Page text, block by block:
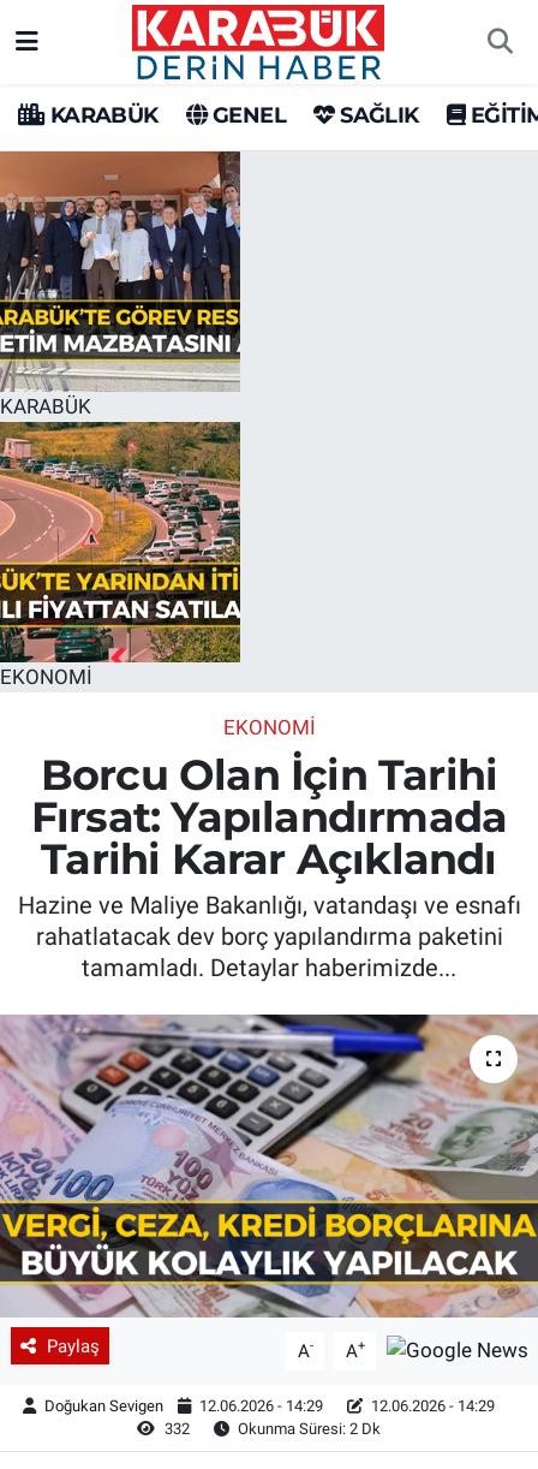
KARABÜK GENEL SAĞLIK
KARABÜK
EKONOMİ
EKONOMİ
Borcu Olan İçin Tarihi
Fırsat: Yapılandırmada
Tarihi Karar Açıklandı
Hazine ve Maliye Bakanlığı, vatandaşı ve esnafı
rahatlatacak dev borç yapılandırma paketini
tamamladı. Detaylar haberimizde...
Paylaş A- A+
Doğukan Sevigen 12.06.2026 - 14:29
12.06.2026 - 14:29
332
Okunma Süresi: 2 Dk
Karabük Hava Durumu
Karabük Trafik Yoğunluk Haritası
Süper Lig Puan Durumu ve Fikstür
Tüm Manşetler
Son Dakika Haberleri
Haber Arşivi